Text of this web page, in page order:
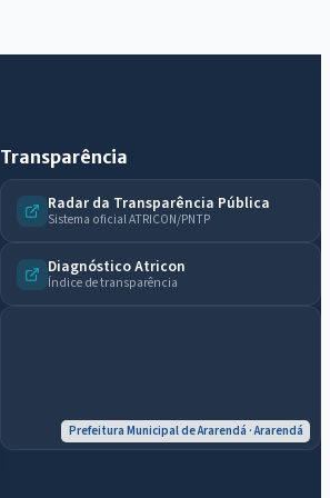
Transparência
Radar da Transparência Pública
Sistema oficial ATRICON/PNTP
Diagnóstico Atricon
Índice de transparência
Prefeitura Municipal de Ararendá · Ararendá